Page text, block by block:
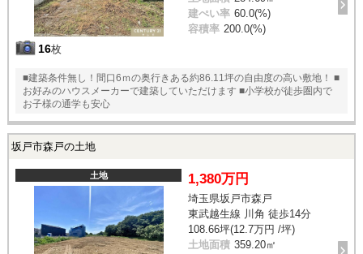
16枚
建ぺい率 60.0(%)
容積率 200.0(%)
■建築条件無し！間口6ｍの奥行きある約86.11坪の自由度の高い敷地！ ■
お好みのハウスメーカーで建築していただけます ■小学校が徒歩圏内で
お子様の通学も安心
坂戸市森戸の土地
土地 1,380万円
埼玉県坂戸市森戸
東武越生線 川角 徒歩14分
108.66坪(12.7万円 /坪)
土地面積 359.20㎡